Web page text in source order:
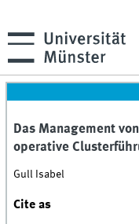
Das Management
operative
Gull Isabel
Cite as